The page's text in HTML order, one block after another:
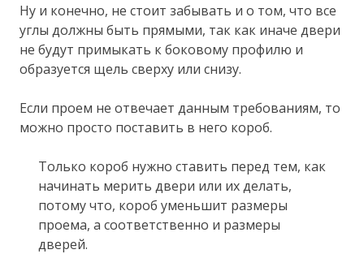
Ну и конечно, не стоит забывать и о том, что все
углы должны быть прямыми, так как иначе двери
не будут примыкать к боковому профилю и
образуется щель сверху или снизу.
Если проем не отвечает данным требованиям, то
можно просто поставить в него короб.
Только короб нужно ставить перед тем, как
начинать мерить двери или их делать,
потому что, короб уменьшит размеры
проема, а соответственно и размеры
дверей.